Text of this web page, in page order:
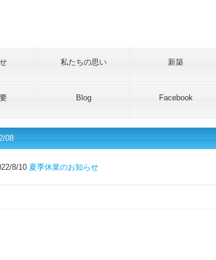
私たちの思い 新築
Blog Facebook
08
8/10 夏季休業のお知らせ